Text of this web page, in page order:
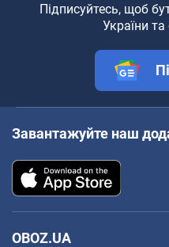
Підписуйтесь, щоб
України та
Завантажуйте наш
OBOZ.UA